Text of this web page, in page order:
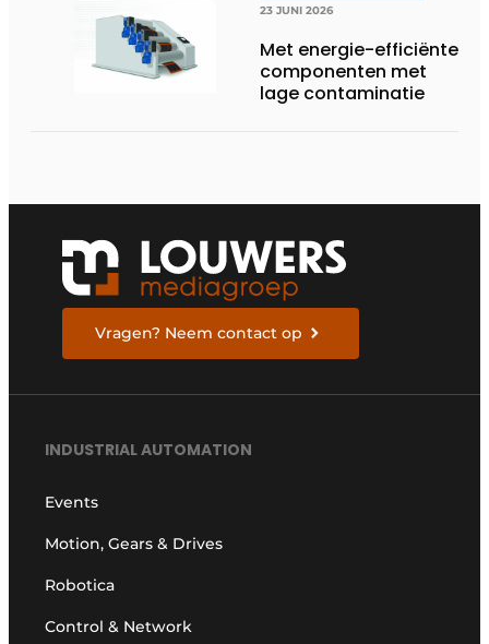
23 JUNI 2026
Met energie-efficiënte
componenten met
lage contaminatie
Vragen? Neem contact op
INDUSTRIAL AUTOMATION
Events
Motion, Gears & Drives
Robotica
Control & Network